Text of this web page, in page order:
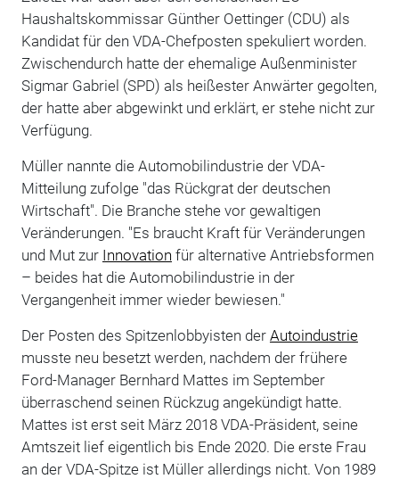
Haushaltskommissar Günther Oettinger (CDU) als
Kandidat für den VDA-Chefposten spekuliert worden.
Zwischendurch hatte der ehemalige Außenminister
Sigmar Gabriel (SPD) als heißester Anwärter gegolten,
der hatte aber abgewinkt und erklärt, er stehe nicht zur
Verfügung.
Müller nannte die Automobilindustrie der VDA-
Mitteilung zufolge "das Rückgrat der deutschen
Wirtschaft". Die Branche stehe vor gewaltigen
Veränderungen. "Es braucht Kraft für Veränderungen
und Mut zur Innovation für alternative Antriebsformen
– beides hat die Automobilindustrie in der
Vergangenheit immer wieder bewiesen."
Der Posten des Spitzenlobbyisten der Autoindustrie
musste neu besetzt werden, nachdem der frühere
Ford-Manager Bernhard Mattes im September
überraschend seinen Rückzug angekündigt hatte.
Mattes ist erst seit März 2018 VDA-Präsident, seine
Amtszeit lief eigentlich bis Ende 2020. Die erste Frau
an der VDA-Spitze ist Müller allerdings nicht. Von 1989